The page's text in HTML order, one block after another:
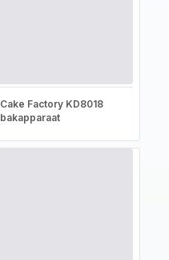
Cake Factory KD8018
bakapparaat